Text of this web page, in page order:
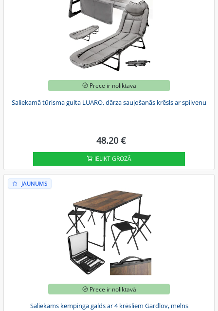
Prece ir noliktavā
Saliekamā tūrisma gulta LUARO, dārza sauļošanās krēsls ar spilvenu
48.20 €
IELIKT GROZĀ
JAUNUMS
Prece ir noliktavā
Saliekams kempinga galds ar 4 krēsliem Gardlov, melns